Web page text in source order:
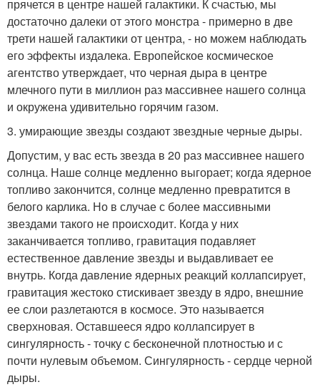
прячется в центре нашей галактики. К счастью, мы
достаточно далеки от этого монстра - примерно в две
трети нашей галактики от центра, - но можем наблюдать
его эффекты издалека. Европейское космическое
агентство утверждает, что черная дыра в центре
млечного пути в миллион раз массивнее нашего солнца
и окружена удивительно горячим газом.
3. умирающие звезды создают звездные черные дыры.
Допустим, у вас есть звезда в 20 раз массивнее нашего
солнца. Наше солнце медленно выгорает; когда ядерное
топливо закончится, солнце медленно превратится в
белого карлика. Но в случае с более массивными
звездами такого не происходит. Когда у них
заканчивается топливо, гравитация подавляет
естественное давление звезды и выдавливает ее
внутрь. Когда давление ядерных реакций коллапсирует,
гравитация жестоко стискивает звезду в ядро, внешние
ее слои разлетаются в космосе. Это называется
сверхновая. Оставшееся ядро коллапсирует в
сингулярность - точку с бесконечной плотностью и с
почти нулевым объемом. Сингулярность - сердце черной
дыры.